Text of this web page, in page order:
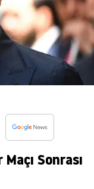
Sonrası